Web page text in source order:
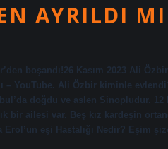
AYRILDI MI
boşandı!26 Kasım 2023 Ali
– YouTube. Ali Özbir kiminle
doğdu ve aslen Sinopludur. 12
bir ailesi var. Beş kız kardeşin
eşi Hastalığı Nedir? Eşim